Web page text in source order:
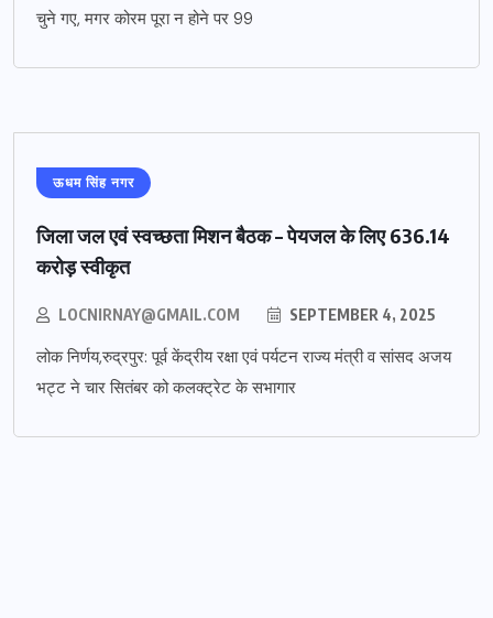
चुने गए, मगर कोरम पूरा न होने पर 99
ऊधम सिंह नगर
जिला जल एवं स्वच्छता मिशन बैठक – पेयजल के लिए 636.14
करोड़ स्वीकृत
LOCNIRNAY@GMAIL.COM SEPTEMBER 4, 2025
लोक निर्णय,रुद्रपुर: पूर्व केंद्रीय रक्षा एवं पर्यटन राज्य मंत्री व सांसद अजय
भट्ट ने चार सितंबर को कलक्ट्रेट के सभागार